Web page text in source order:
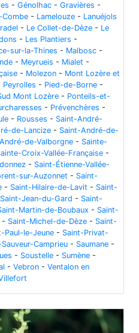
- Génolhac - Gravières -
Combe - Lamelouze - Lanuéjols
- Le Collet-de-Dèze - Le
- Les Plantiers -
sur-la-Thines - Malbosc -
- Meyrueis - Mialet -
- Molezon - Mont Lozère et
Peyrolles - Pied-de-Borne -
Mont Lozère - Ponteils-et-
- Prévenchères -
- Rousses - Saint-André-
de-Lancize - Saint-André-de-
de-Valborgne - Sainte-
Croix-Vallée-Française -
- Saint-Étienne-Vallée-
sur-Auzonnet - Saint-
- Saint-Hilaire-de-Lavit - Saint-
Saint-Jean-du-Gard - Saint-
Martin-de-Boubaux - Saint-
- Saint-Michel-de-Dèze - Saint-
Paul-le-Jeune - Saint-Privat-
Camprieu - Saumane -
- Soustelle - Sumène -
- Vebron - Ventalon en